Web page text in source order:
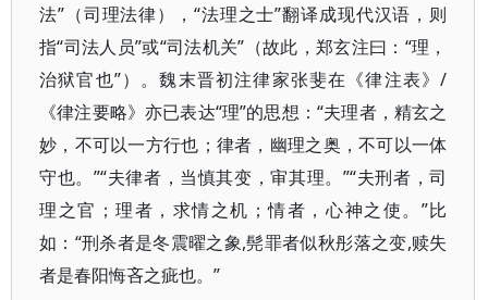
法”（司理法律），“法理之士”翻译成现代汉语，则
指“司法人员”或“司法机关”（故此，郑玄注曰：“理，
治狱官也”）。魏末晋初注律家张斐在《律注表》/
《律注要略》亦已表达“理”的思想：“夫理者，精玄之
妙，不可以一方行也；律者，幽理之奥，不可以一体
守也。”“夫律者，当慎其变，审其理。”“夫刑者，司
理之官；理者，求情之机；情者，心神之使。”比
如：“刑杀者是冬震曜之象,髡罪者似秋彤落之变,赎失
者是春阳悔吝之疵也。”